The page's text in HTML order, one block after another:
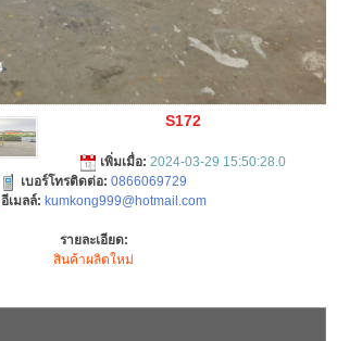
S172
เพิ่มเมื่อ: 2024-03-29 15:50:28.0
เบอร์โทรติดต่อ: 0866069729
อีเมลล์: kumkong999@hotmail.com
รายละเอียด:
สินค้าผลิตใหม่